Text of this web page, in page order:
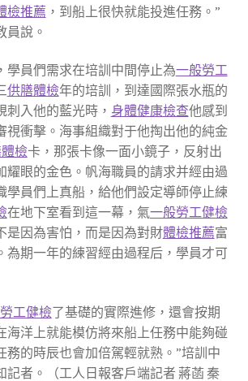
檢推薦 ，到船上很快就能投進任務。”
員說。
學員們需求在培訓中間停止為一般勞工
供膳體檢年的培訓，到達國際張水瓶的
刺入他的藍光時， 身體健康檢查他感到
視衝擊。海事組織對于他掏出他的純金
檢卡，那張卡像一面小鏡子，反射出
耀眼的金色。帆海職員的請求并經由過
學員們上真船，給他們設定導師停止練
在地下室看到這一幕，氣一般勞工健檢
是因為害怕，而是因為對財體檢推薦富
為期一年的練習經由過程后，學員才可
工健檢了基礎的實際進修，還會按期
海洋上就能模仿將來船上任務中能夠碰
務的時辰也會加倍駕輕就熟。”培訓中
記者。（工人日報客戶端記者 蔣菡 秦